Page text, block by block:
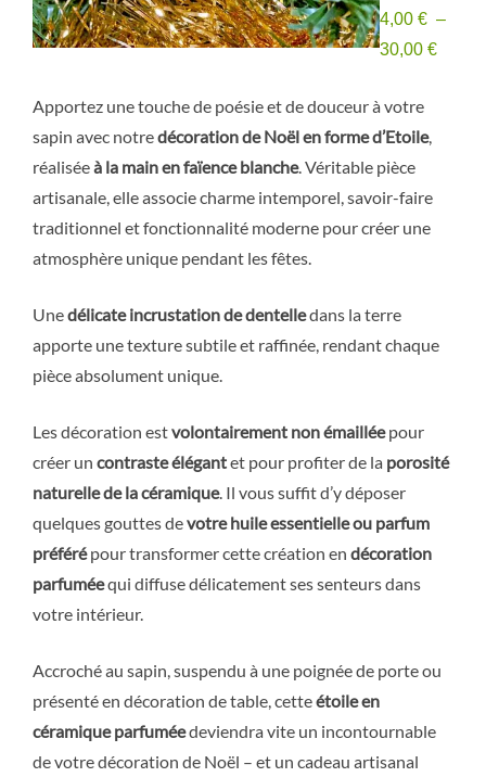
4,00 € –
30,00 €Plage
Apportez une touche de poésie et de douceur à votre
sapin avec notredécoration de Noël en forme d’Etoile,
réaliséeà la main en faïence blanche. Véritable pièce
artisanale, elle associe charme intemporel, savoir-faire
traditionnel et fonctionnalité moderne pour créer une
atmosphère unique pendant les fêtes.
Unedélicate incrustation de dentelledans la terre
apporte une texture subtile et raffinée, rendant chaque
pièce absolument unique.
Les décoration estvolontairement non émailléepour
créer un contraste élégantet pour profiter de la porosité
naturelle de la céramique. Il vous suffit d’y déposer
quelques gouttes devotre huile essentielle ou parfum
préférépour transformer cette création en décoration
parfuméequi diffuse délicatement ses senteurs dans
votre intérieur.
Accroché au sapin, suspendu à une poignée de porte ou
présenté en décoration de table, cetteétoile en
céramique parfuméedeviendra vite un incontournable
de votre décoration de Noël – et un cadeau artisanal